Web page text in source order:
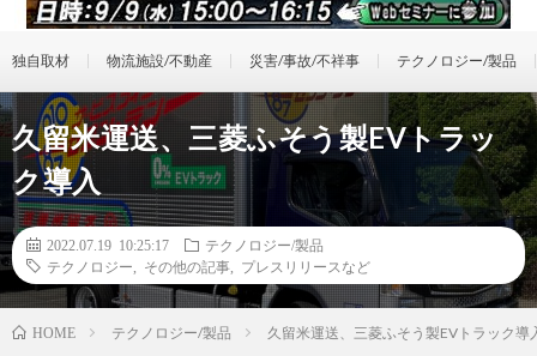
独自取材 物流施設/不動産 災害/事故/不祥事 テクノロジー/製品
久留米運送、三菱ふそう製EVトラッ
ク導入
2022.07.19 10:25:17
テクノロジー/製品
テクノロジー
その他の記事 プレスリリースなど
HOME テクノロジー/製品 久留米運送、三菱ふそう製EVトラック導